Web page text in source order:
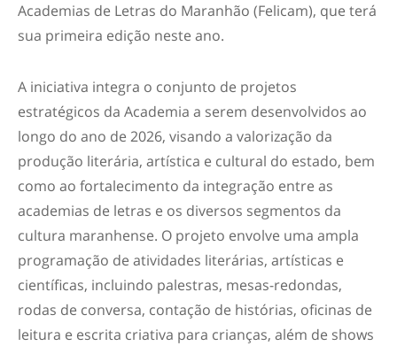
Academias de Letras do Maranhão (Felicam), que terá
sua primeira edição neste ano.
A iniciativa integra o conjunto de projetos
estratégicos da Academia a serem desenvolvidos ao
longo do ano de 2026, visando a valorização da
produção literária, artística e cultural do estado, bem
como ao fortalecimento da integração entre as
academias de letras e os diversos segmentos da
cultura maranhense. O projeto envolve uma ampla
programação de atividades literárias, artísticas e
científicas, incluindo palestras, mesas-redondas,
rodas de conversa, contação de histórias, oficinas de
leitura e escrita criativa para crianças, além de shows